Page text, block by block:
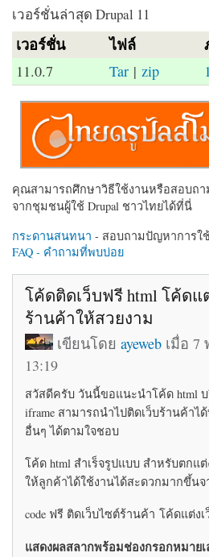
เวอร์ชั่นล่าสุด Drupal 11
เวอร์ชั่น ไฟล์
11.0.7 Tar | zip
คุณสามารถศึกษาวิธีใช้งานหรือสอบถา
จากชุมชนผู้ใช้ Drupal ชาวไทยได้ที่นี่
กระดานสนทนา - สอบถามปัญหาการใช้
FAQ - คำถามที่พบบ่อย
โค้ดติดเว็บฟรี html โค้ดแ
ร้านค้าให้สวยงาม
เขียนโดยayeweb เมื่อ 7
13:19
สวัสดีครับ วันนี้ขอแนะนำโค้ด html
iframe สามารถนำไปติดเว็บร้านค้าได้
อื่นๆ ได้ตามใจชอบ
โค้ด html สำเร็จรูปแบบ สำหรับตกแ
ให้ลูกค้าได้ใช้งานได้สะดวกมากขึ้นจ
code ฟรี ติดเว็บไซต์ร้านค้า โค้ดแต่งเ
แสดงผลสลากพร้อมช่องกรอกหมาย